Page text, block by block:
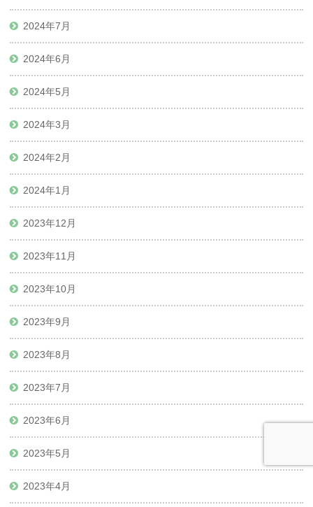
2024年7月
2024年6月
2024年5月
2024年3月
2024年2月
2024年1月
2023年12月
2023年11月
2023年10月
2023年9月
2023年8月
2023年7月
2023年6月
2023年5月
2023年4月